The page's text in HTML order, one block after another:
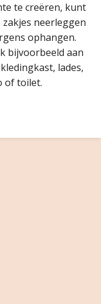
te creëren, kunt
zakjes neerleggen
ophangen.
bijvoorbeeld aan
lades,
of toilet.